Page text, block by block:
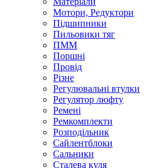
Мотори, Редуктори
Підшипники
Пильовики тяг
ПММ
Поршні
Провід
Різне
Регулювальні втулки
Регулятор люфту
Ремені
Ремкомплекти
Розподільник
Сайлентблоки
Сальники
Сталева куля